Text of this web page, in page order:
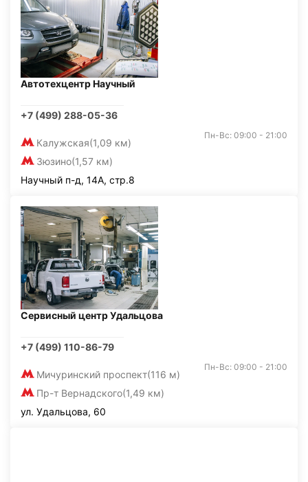
Автотехцентр Научный
+7 (499) 288-05-36
Калужская(1,09 км)
Зюзино(1,57 км)
Пн-Вс: 09:00 - 21:00
Научный п-д, 14А, стр.8
Сервисный центр Удальцова
+7 (499) 110-86-79
Мичуринский проспект(116 м)
Пр-т Вернадского(1,49 км)
Пн-Вс: 09:00 - 21:00
ул. Удальцова, 60